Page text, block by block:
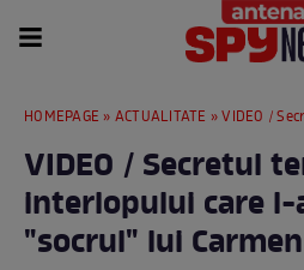
HOMEPAGE » ACTUALITATE » VIDEO / Secretul teribil
VIDEO / Secretul
interlopului care l-
"socrul" lui